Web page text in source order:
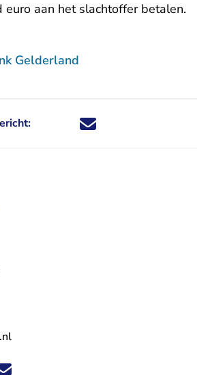
euro aan het slachtoffer betalen.
Gelderland
Deel dit nieuwsbericht via X -
Deel dit nieuwsbericht via
Deel dit nieuwsbericht
Deel dit
- U verlaat Rechtspraak.nl
- U verlaat Rechtspraak.nl
Instagram - U verlaat Rechtspraak.nl
op Youtube - U verlaat Rechtspraak.nl
ons op LinkedIn - U verlaat
op de hoogte' nieuwsbrief - U verlaat